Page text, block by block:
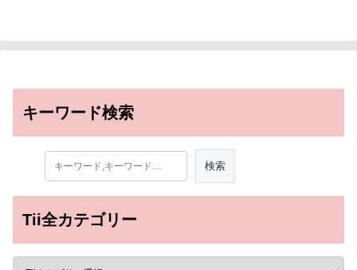
キーワード検索
Tii全カテゴリー